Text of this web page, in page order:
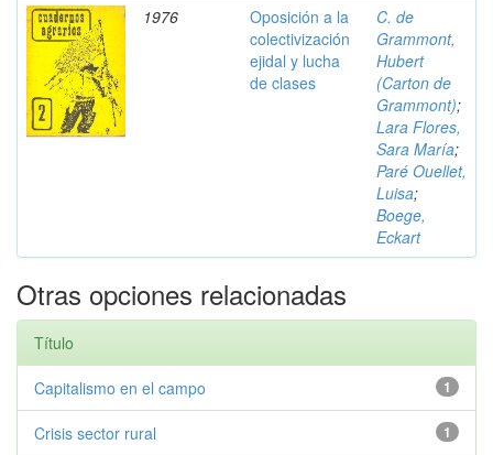
1976
Oposición a la
colectivización
ejidal y lucha
de clases
C. de
Grammont,
Hubert
(Carton de
Grammont);
Lara Flores,
Sara María;
Paré Ouellet,
Luisa;
Boege,
Eckart
Otras opciones relacionadas
Título
1
Capitalismo en el campo
1
Crisis sector rural